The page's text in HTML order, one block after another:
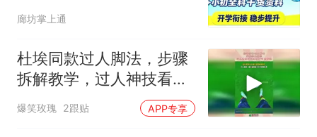
划，开学课堂衔接容易跟
廊坊掌上通
杜埃同款过人脚法，步骤
拆解教学，过人神技看完
直接省下几千块！
爆笑玫瑰 2跟贴 APP专享